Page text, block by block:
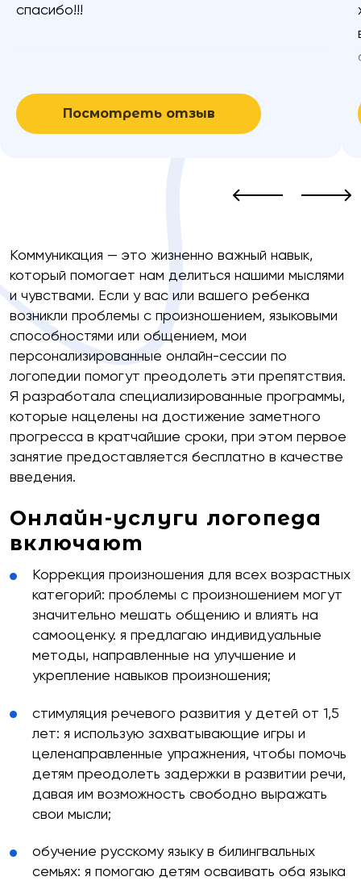
Посмотреть отзыв
спасибо!!!
Коммуникация — это жизненно важный навык,
который помогает нам делиться нашими мыслями
и чувствами. Если у вас или вашего ребенка
возникли проблемы с произношением, языковыми
способностями или общением, мои
персонализированные онлайн-сессии по
логопедии помогут преодолеть эти препятствия.
Я разработала специализированные программы,
которые нацелены на достижение заметного
прогресса в кратчайшие сроки, при этом первое
занятие предоставляется бесплатно в качестве
введения.
Онлайн-услуги логопеда
включают
Коррекция произношения для всех возрастных
категорий: проблемы с произношением могут
значительно мешать общению и влиять на
самооценку. я предлагаю индивидуальные
методы, направленные на улучшение и
укрепление навыков произношения;
стимуляция речевого развития у детей от 1,5
лет: я использую захватывающие игры и
целенаправленные упражнения, чтобы помочь
детям преодолеть задержки в развитии речи,
давая им возможность свободно выражать
свои мысли;
обучение русскому языку в билингвальных
семьях: я помогаю детям осваивать оба языка
бесплатную